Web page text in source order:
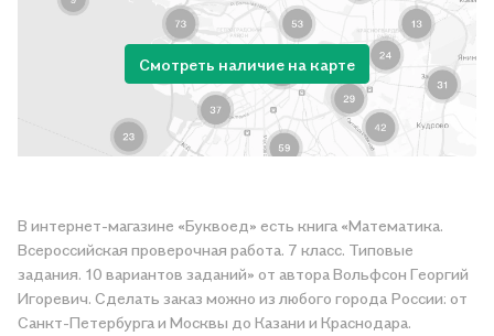
Смотреть наличие на карте
В интернет-магазине «Буквоед» есть книга «Математика.
Всероссийская проверочная работа. 7 класс. Типовые
задания. 10 вариантов заданий» от автора Вольфсон Георгий
Игоревич. Сделать заказ можно из любого города России: от
Санкт-Петербурга и Москвы до Казани и Краснодара.